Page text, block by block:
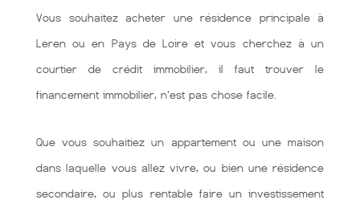
Vous souhaitez acheter une résidence principale à
Leren ou en Pays de Loire et vous cherchez à un
courtier de crédit immobilier, il faut trouver le
financement immobilier, n'est pas chose facile.
Que vous souhaitiez un appartement ou une maison
dans laquelle vous allez vivre, ou bien une résidence
secondaire, ou plus rentable faire un investissement